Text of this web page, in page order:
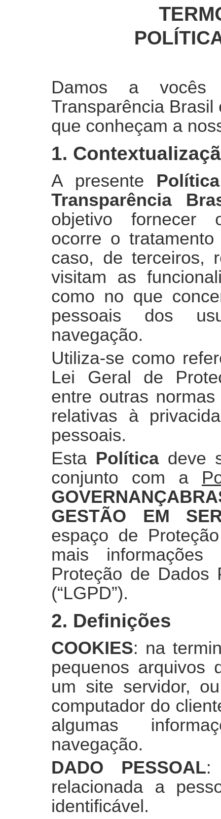
Damos a vocês
Transparência
que conheçam a
1.
A presente
Transparência
objetivo fornecer
ocorre o
caso, de terceiros,
visitam as
como no que
pessoais dos
navegação.
Utiliza-se como
Lei Geral de
entre outras
relativas à
pessoais.
Esta Políticadeve
conjunto com a
GESTÃO EM
espaço de
mais
Proteção de Dados
(“LGPD”).
2. Definições
COOKIES: na
pequenos arquivos
um site servidor,
computador do
algumas
navegação.
DADO PESSOAL:
relacionada a
identificável.